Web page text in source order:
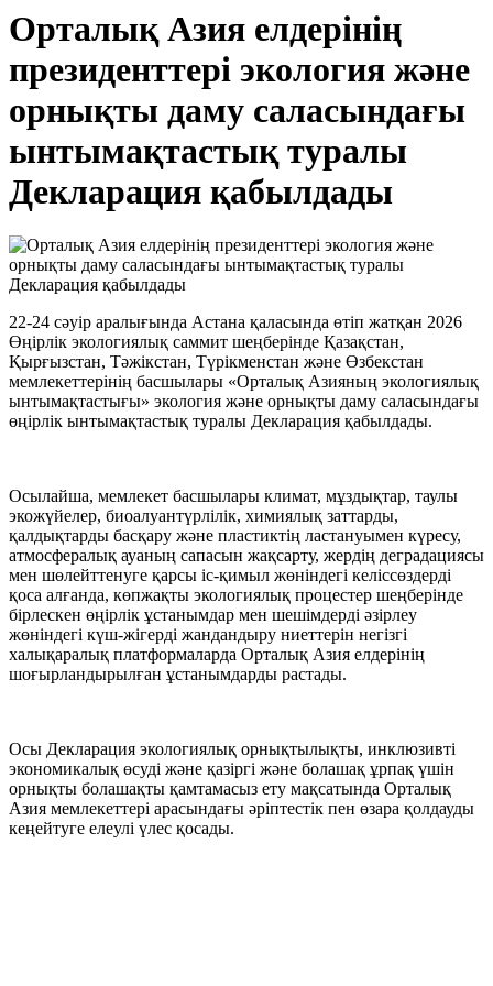
Орталық Азия елдерінің
президенттері экология және
орнықты даму саласындағы
ынтымақтастық туралы
Декларация қабылдады
22-24 сәуір аралығында Астана қаласында өтіп жатқан 2026
Өңірлік экологиялық саммит шеңберінде Қазақстан,
Қырғызстан, Тәжікстан, Түрікменстан және Өзбекстан
мемлекеттерінің басшылары «Орталық Азияның экологиялық
ынтымақтастығы» экология және орнықты даму саласындағы
өңірлік ынтымақтастық туралы Декларация қабылдады.
Осылайша, мемлекет басшылары климат, мұздықтар, таулы
экожүйелер, биоалуантүрлілік, химиялық заттарды,
қалдықтарды басқару және пластиктің ластануымен күресу,
атмосфералық ауаның сапасын жақсарту, жердің деградациясы
мен шөлейттенуге қарсы іс-қимыл жөніндегі келіссөздерді
қоса алғанда, көпжақты экологиялық процестер шеңберінде
бірлескен өңірлік ұстанымдар мен шешімдерді әзірлеу
жөніндегі күш-жігерді жандандыру ниеттерін негізгі
халықаралық платформаларда Орталық Азия елдерінің
шоғырландырылған ұстанымдарды растады.
Осы Декларация экологиялық орнықтылықты, инклюзивті
экономикалық өсуді және қазіргі және болашақ ұрпақ үшін
орнықты болашақты қамтамасыз ету мақсатында Орталық
Азия мемлекеттері арасындағы әріптестік пен өзара қолдауды
кеңейтуге елеулі үлес қосады.